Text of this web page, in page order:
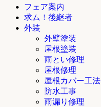
フェア案内
求ム！後継者
外装
外壁塗装
屋根塗装
雨とい修理
屋根修理
屋根カバー工法
防水工事
雨漏り修理